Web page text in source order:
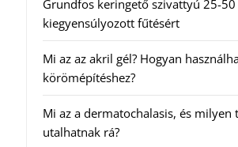
Grundfos keringető szivattyú 25-50
kiegyensúlyozott fűtésért
Mi az az akril gél? Hogyan
körömépítéshez?
Mi az a dermatochalasis, és milyen
utalhatnak rá?